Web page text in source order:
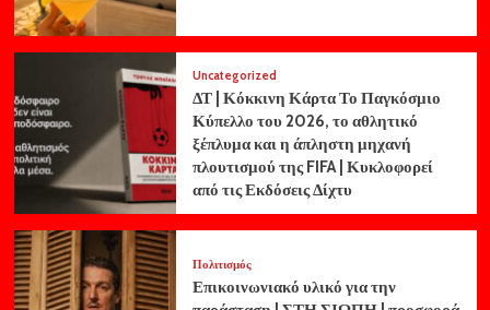
Uncategorized
ΔΤ | Κόκκινη Κάρτα Το Παγκόσμιο
Κύπελλο του 2026, το αθλητικό
ξέπλυμα και η άπληστη μηχανή
πλουτισμού της FIFA | Κυκλοφορεί
από τις Εκδόσεις Δίχτυ
Πολιτισμός
Επικοινωνιακό υλικό για την